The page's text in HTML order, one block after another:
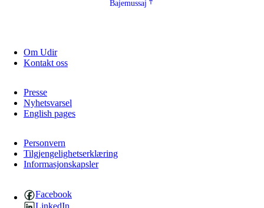
Bajemussaj
Om Udir
Kontakt oss
Presse
Nyhetsvarsel
English pages
Personvern
Tilgjengelighetserklæring
Informasjonskapsler
Facebook